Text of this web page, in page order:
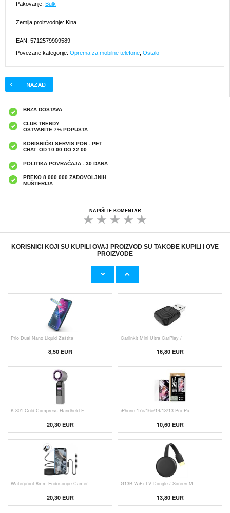
Pakovanje: Bulk
Zemlja proizvodnje: Kina
EAN: 5712579909589
Povezane kategorije: Oprema za mobilne telefone Ostalo
BRZA DOSTAVA
CLUB TRENDY
OSTVARITE 7% POPUSTA
KORISNIČKI SERVIS PON - PET
CHAT: OD 10:00 DO 22:00
POLITIKA POVRAĆAJA - 30 DANA
PREKO 8.000.000 ZADOVOLJNIH
MUŠTERIJA
NAPIŠITE KOMENTAR
KORISNICI KOJI SU KUPILI OVAJ PROIZVOD SU TAKOĐE KUPILI I OVE
PROIZVODE
Originalni Apple Lightning Kab
Prio Dual Nano Liquid Zaštita
8,50 EUR
Carlinkit Mini Ultra CarPlay /
16,80 EUR
K-801 Cold-Compress Handheld F
20,30 EUR
iPhone 17e/16e/14/13/13 Pro Pa
10,60 EUR
Waterproof 8mm Endoscope Camer
20,30 EUR
G13B WiFi TV Dongle / Screen M
13,80 EUR